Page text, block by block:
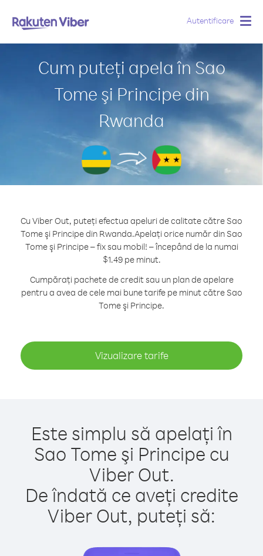
Autentificare
Cum puteți apela în Sao
Tome şi Principe din
Rwanda
Cu Viber Out, puteți efectua apeluri de calitate către Sao
Tome şi Principe din Rwanda.Apelați orice număr din Sao
Tome şi Principe – fix sau mobil! – începând de la numai
$1.49 pe minut.
Cumpărați pachete de credit sau un plan de apelare
pentru a avea de cele mai bune tarife pe minut către Sao
Tome şi Principe.
Vizualizare tarife
Este simplu să apelați în
Sao Tome şi Principe cu
Viber Out.
De îndată ce aveți credite
Viber Out, puteți să: